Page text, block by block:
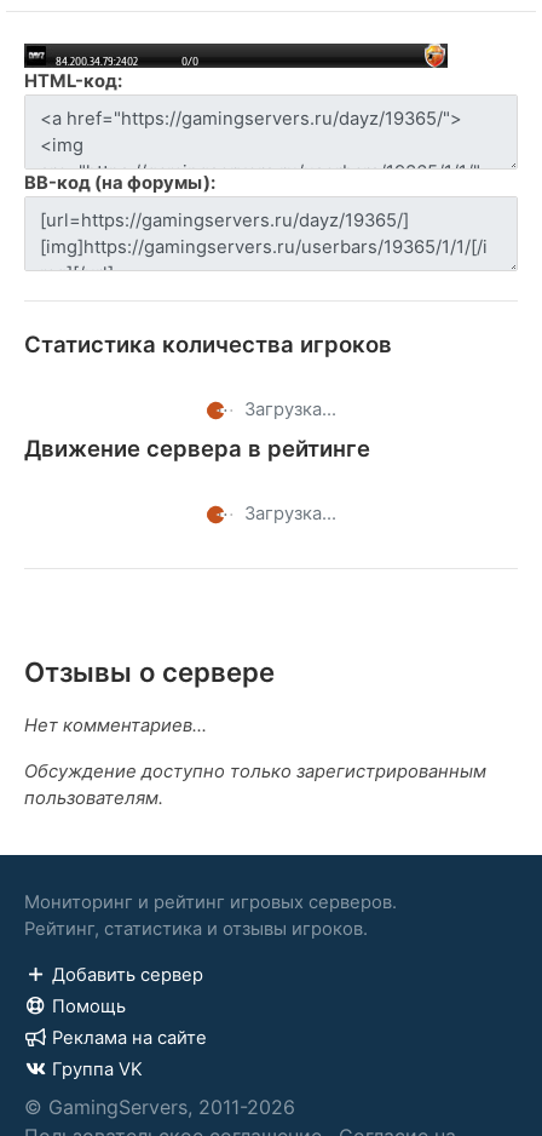
HTML-код:
BB-код (на форумы):
Статистика количества игроков
Загрузка...
Движение сервера в рейтинге
Загрузка...
Отзывы о сервере
Нет комментариев...
Обсуждение доступно только зарегистрированным
пользователям.
Мониторинг и рейтинг игровых серверов.
Рейтинг, статистика и отзывы игроков.
Добавить сервер
Помощь
Реклама на сайте
Группа VK
© GamingServers, 2011-2026